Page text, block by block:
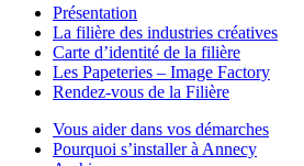
Présentation
La filière des industries créatives
Carte d’identité de la filière
Les Papeteries – Image Factory
Rendez-vous de la Filière
Vous aider dans vos démarches
Pourquoi s’installer à Annecy